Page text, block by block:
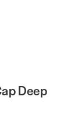
Deep